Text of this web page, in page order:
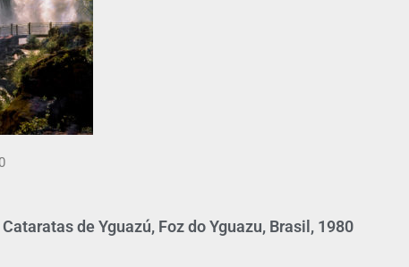
de Yguazú, Foz do Yguazu, Brasil, 1980